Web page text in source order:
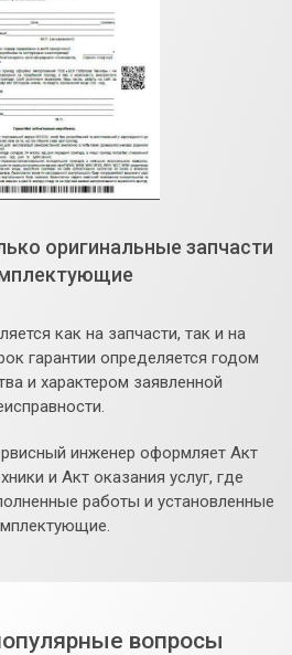
оригинальные запчасти
как на запчасти, так и на
гарантии определяется годом
и характером заявленной
инженер оформляет Акт
и Акт оказания услуг, где
работы и установленные
вопросы